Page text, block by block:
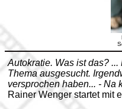
Autokratie. Was ist das?
Thema ausgesucht.
versprochen haben... - Na
Rainer Wenger startet mit